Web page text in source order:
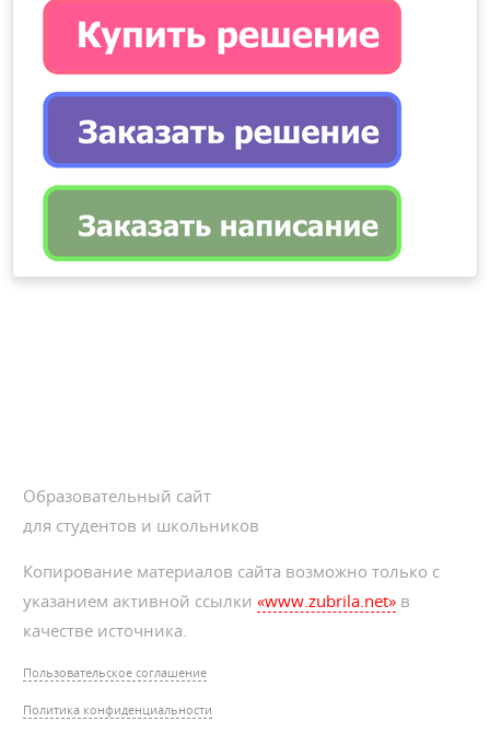
Образовательный сайт
для студентов и школьников
Копирование материалов сайта возможно только с
указанием активной ссылки«www.zubrila.net» в
качестве источника.
Пользовательское соглашение
Политика конфиденциальности